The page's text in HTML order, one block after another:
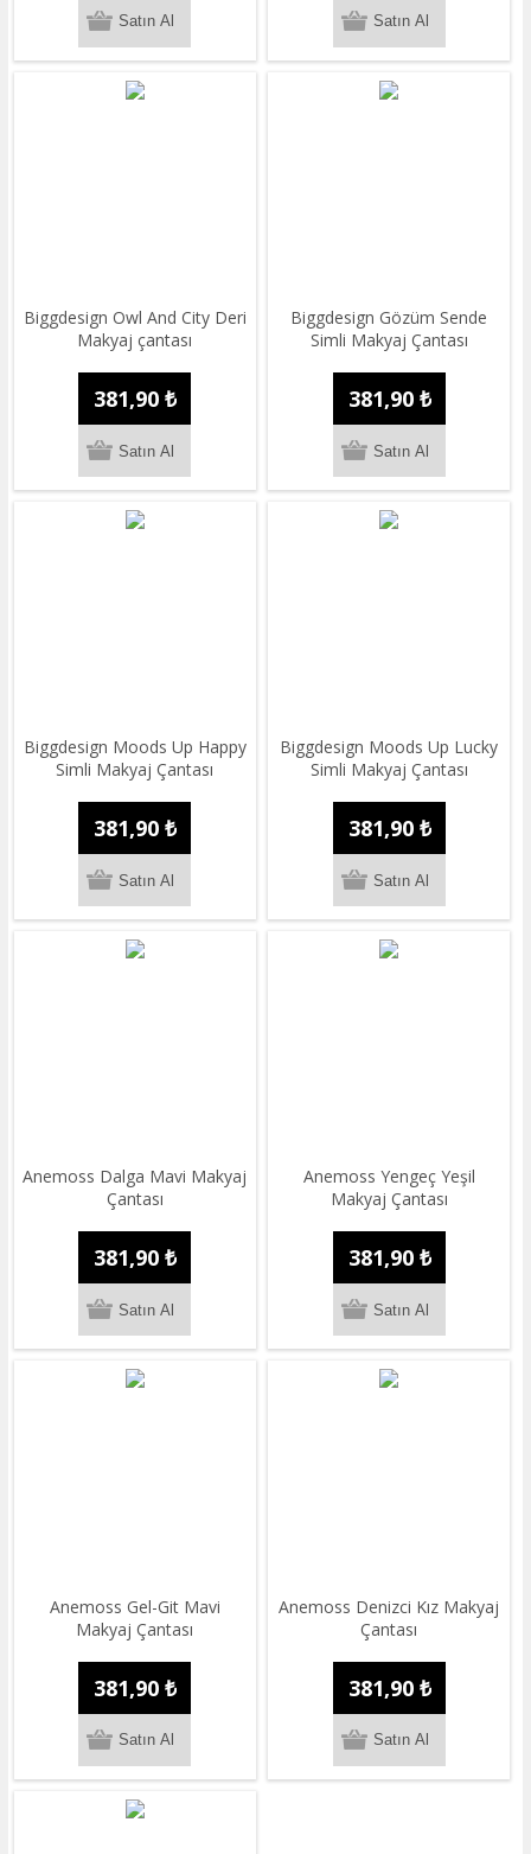
Biggdesign Owl And City Deri
Makyaj çantası
381,90 ₺
Biggdesign Gözüm Sende
Simli Makyaj Çantası
381,90 ₺
Biggdesign Moods Up Happy
Simli Makyaj Çantası
381,90 ₺
Biggdesign Moods Up Lucky
Simli Makyaj Çantası
381,90 ₺
Anemoss Dalga Mavi Makyaj
Çantası
381,90 ₺
Anemoss Yengeç Yeşil
Makyaj Çantası
381,90 ₺
Anemoss Gel-Git Mavi
Makyaj Çantası
381,90 ₺
Anemoss Denizci Kız Makyaj
Çantası
381,90 ₺